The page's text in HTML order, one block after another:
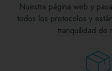
Nuestra página web y
todos los protocolos y
tranquilidad de